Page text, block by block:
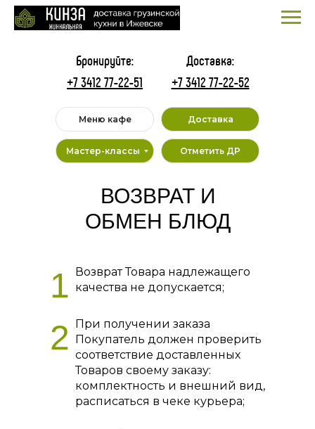
Доставка
Мастер-классы
Меню кафе
Бронируйте:
+7 3412 77-22-51
Доставка:
+7 3412 77-22-52
Отметить ДР
ВОЗВРАТ И
ОБМЕН БЛЮД
1 Возврат Товара надлежащего
качества не допускается;
2 При получении заказа
Покупатель должен проверить
соответствие доставленных
Товаров своему заказу:
комплектность и внешний вид,
расписаться в чеке курьера;